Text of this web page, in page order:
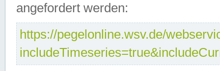
angefordert werden:
https://pegelonline.wsv.de/